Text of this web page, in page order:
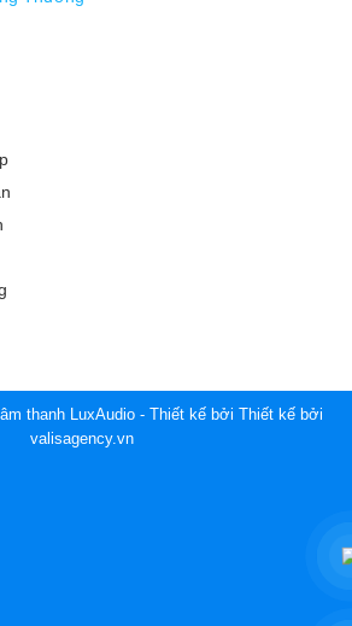
thanh LuxAudio - Thiết kế bởi Thiết kế bởi
valisagency.vn